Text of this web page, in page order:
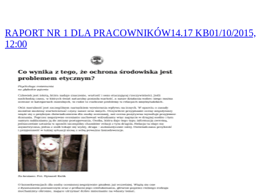
RAPORT NR 1 DLA PRACOWNIKÓW14.17 KB01/10/2015,
12:00